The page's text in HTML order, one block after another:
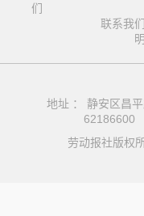
们
联系我们
明
地址 ： 静安区昌
62186600
劳动报社版权